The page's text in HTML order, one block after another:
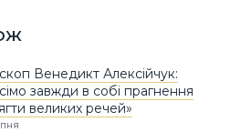
Венедикт Алексійчук:
завжди в собі прагнення
великих речей»